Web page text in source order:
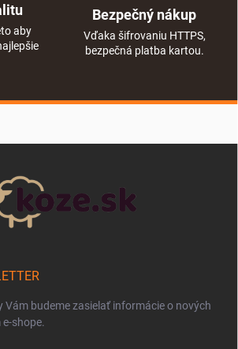
aby
Bezpečný nákup
Vďaka šifrovaniu HTTPS,
bezpečná platba kartou.
Vám budeme zasielať informácie o nových
shope.